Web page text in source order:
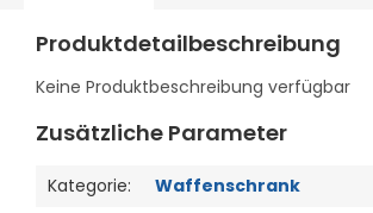
Produktdetailbeschreibung
Keine Produktbeschreibung verfügbar
Zusätzliche Parameter
Kategorie:
Waffenschrank